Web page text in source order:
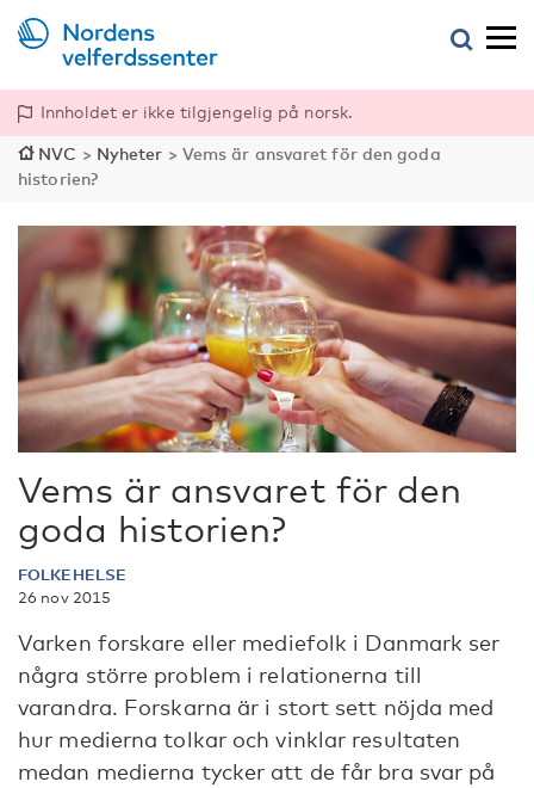
Innholdet er ikke tilgjengelig på norsk.
NVC > Nyheter > Vems är ansvaret för den goda
historien?
Vems är ansvaret för den
goda historien?
FOLKEHELSE
26 nov 2015
Varken forskare eller mediefolk i Danmark ser
några större problem i relationerna till
varandra. Forskarna är i stort sett nöjda med
hur medierna tolkar och vinklar resultaten
medan medierna tycker att de får bra svar på